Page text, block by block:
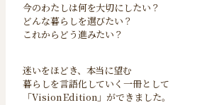
今のわたしは何を大切にしたい？
どんな暮らしを選びたい？
これからどう進みたい？
迷いをほどき、本当に望む
暮らしを言語化していく一冊として
「Vision Edition」ができました。